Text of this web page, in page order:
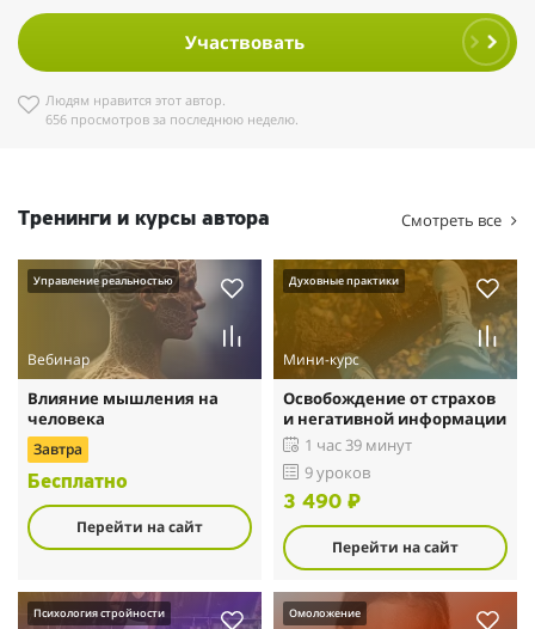
Участвовать
Людям нравится этот автор.
656 просмотров за последнюю неделю.
Тренинги и курсы автора Смотреть все
Управление реальностью
Вебинар
Влияние мышления на
человека
Завтра
Бесплатно
Перейти на сайт
Духовные практики
Мини-курс
Освобождение от страхов
и негативной информации
1 час 39 минут
9 уроков
3 490 ₽
Перейти на сайт
Психология стройности Омоложение